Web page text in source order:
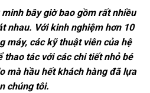
bây giờ bao gồm rất nhiều
nhau. Với kinh nghiệm hơn 10
máy, các kỹ thuật viên của hệ
thao tác với các chi tiết nhỏ bé
mà hầu hết khách hàng đã lựa
chúng tôi.